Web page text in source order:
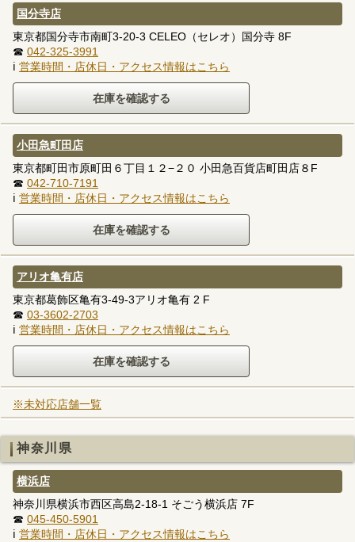
国分寺店
東京都国分寺市南町3-20-3 CELEO（セレオ）国分寺 8F
☎ 042-325-3991
ℹ 営業時間・店休日・アクセス情報はこちら
小田急町田店
東京都町田市原町田６丁目１２−２０ 小田急百貨店町田店８F
☎ 042-710-7191
ℹ 営業時間・店休日・アクセス情報はこちら
アリオ亀有店
東京都葛飾区亀有3-49-3アリオ亀有 2 F
☎ 03-3602-2703
ℹ 営業時間・店休日・アクセス情報はこちら
※未対応店舗一覧
神奈川県
横浜店
神奈川県横浜市西区高島2-18-1 そごう横浜店 7F
☎ 045-450-5901
ℹ 営業時間・店休日・アクセス情報はこちら